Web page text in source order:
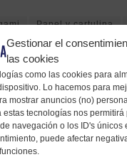
Gestionar el
las cookies
como las cookies para
Lo hacemos para
mostrar anuncios (no)
tecnologías nos permitirá
navegación o los ID's únicos
puede afectar
Papel y cartulina
Publicación
Y LUZ EN PINTURA:
Y EMOCIÓN
Siguiente